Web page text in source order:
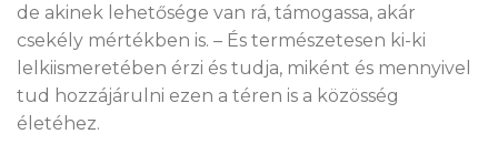
de akinek lehetősége van rá, támogassa, akár
csekély mértékben is. – És természetesen ki-ki
lelkiismeretében érzi és tudja, miként és mennyivel
tud hozzájárulni ezen a téren is a közösség
életéhez.